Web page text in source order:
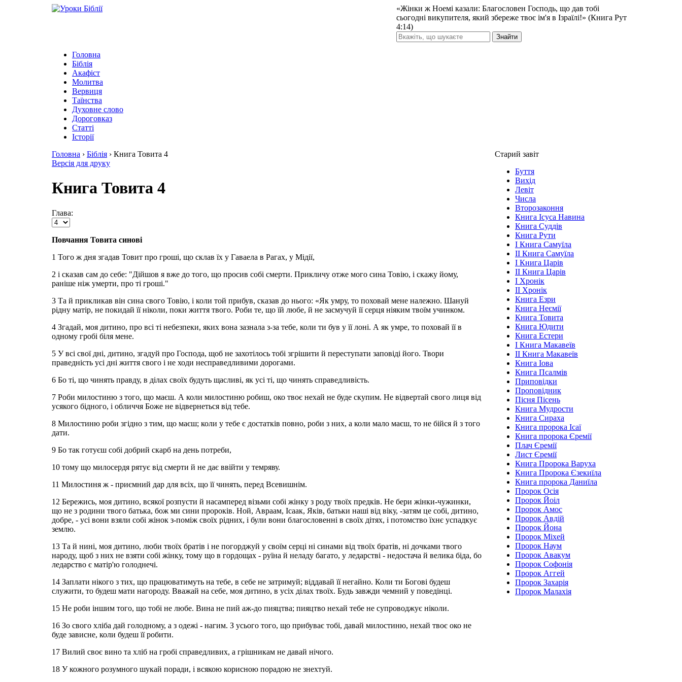
«Жінки ж Ноемі казали: Благословен Господь, що дав тобі
сьогодні викупителя, який збереже твоє ім'я в Ізраїлі!» (Книга Рут
4:14)
Знайти
Головна
Біблія
Акафіст
Молитва
Вервиця
Таїнства
Духовне слово
Дороговказ
Cтатті
Історії
Головна › Біблія › Книга Товита 4
Версія для друку
Книга Товита 4
Глава:
Повчання Товита синові
1 Того ж дня згадав Товит про гроші, що склав їх у Гаваела в Рагах, у Мідії,
2 і сказав сам до себе: "Дійшов я вже до того, що просив собі смерти. Прикличу отже мого сина Товію, і скажу йому,
раніше ніж умерти, про ті гроші."
3 Та й прикликав він сина свого Товію, і коли той прибув, сказав до нього: «Як умру, то поховай мене належно. Шануй
рідну матір, не покидай її ніколи, поки життя твого. Роби те, що їй любе, й не засмучуй її серця ніяким твоїм учинком.
4 Згадай, моя дитино, про всі ті небезпеки, яких вона зазнала з-за тебе, коли ти був у її лоні. А як умре, то поховай її в
одному гробі біля мене.
5 У всі свої дні, дитино, згадуй про Господа, щоб не захотілось тобі згрішити й переступати заповіді його. Твори
праведність усі дні життя свого і не ходи несправедливими дорогами.
6 Бо ті, що чинять правду, в ділах своїх будуть щасливі, як усі ті, що чинять справедливість.
7 Роби милостиню з того, що маєш. А коли милостиню робиш, око твоє нехай не буде скупим. Не відвертай свого лиця від
усякого бідного, і обличчя Боже не відвернеться від тебе.
8 Милостиню роби згідно з тим, що маєш; коли у тебе є достатків повно, роби з них, а коли мало маєш, то не бійся й з того
дати.
9 Бо так готуєш собі добрий скарб на день потреби,
10 тому що милосердя рятує від смерти й не дає ввійти у темряву.
11 Милостиня ж - приємний дар для всіх, що її чинять, перед Всевишнім.
12 Бережись, моя дитино, всякої розпусти й насамперед візьми собі жінку з роду твоїх предків. Не бери жінки-чужинки,
що не з родини твого батька, бож ми сини пророків. Ной, Авраам, Ісаак, Яків, батьки наші від віку, -затям це собі, дитино,
добре, - усі вони взяли собі жінок з-поміж своїх рідних, і були вони благословенні в своїх дітях, і потомство їхнє успадкує
землю.
13 Та й нині, моя дитино, люби твоїх братів і не погорджуй у своїм серці ні синами від твоїх братів, ні дочками твого
народу, щоб з них не взяти собі жінку, тому що в гордощах - руїна й неладу багато, у ледарстві - недостача й велика біда, бо
ледарство є матір'ю голоднечі.
14 Заплати нікого з тих, що працюватимуть на тебе, в себе не затримуй; віддавай її негайно. Коли ти Богові будеш
служити, то будеш мати нагороду. Вважай на себе, моя дитино, в усіх ділах твоїх. Будь завжди чемний у поведінці.
15 Не роби іншим того, що тобі не любе. Вина не пий аж-до пияцтва; пияцтво нехай тебе не супроводжує ніколи.
16 Зо свого хліба дай голодному, а з одежі - нагим. З усього того, що прибуває тобі, давай милостиню, нехай твоє око не
буде зависне, коли будеш її робити.
17 Вилий своє вино та хліб на гробі справедливих, а грішникам не давай нічого.
18 У кожного розумного шукай поради, і всякою корисною порадою не знехтуй.
Старий завіт
Буття
Вихід
Левіт
Числа
Второзаконня
Книга Ісуса Навина
Книга Суддів
Книга Рути
І Книга Самуїла
ІІ Книга Самуїла
І Книга Царів
ІІ Книга Царів
І Хронік
ІІ Хронік
Книга Езри
Книга Неємії
Книга Товита
Книга Юдити
Книга Естери
І Книга Макавеїв
ІІ Книга Макавеїв
Книга Іова
Книга Псалмів
Приповідки
Проповідник
Пісня Пісень
Книга Мудрости
Книга Сираха
Книга пророка Ісаї
Книга пророка Єремії
Плач Єремії
Лист Єремії
Книга Пророка Варуха
Книга Пророка Єзекиїла
Книга пророка Даниїла
Пророк Осія
Пророк Йоіл
Пророк Амос
Пророк Авдій
Пророк Йона
Пророк Міхей
Пророк Наум
Пророк Авакум
Пророк Софонія
Пророк Аггей
Пророк Захарія
Пророк Малахія